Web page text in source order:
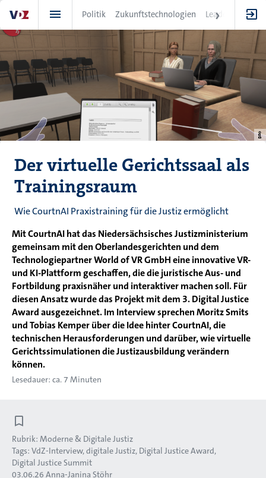
zum
Inhalt
Politik Zukunftstechnologien Leadership
Der virtuelle Gerichtssaal als
Trainingsraum
Wie CourtnAI Praxistraining für die Justiz ermöglicht
Mit CourtnAI hat das Niedersächsisches Justizministerium
gemeinsam mit den Oberlandesgerichten und dem
Technologiepartner World of VR GmbH eine innovative VR-
und KI-Plattform geschaffen, die die juristische Aus- und
Fortbildung praxisnäher und interaktiver machen soll. Für
diesen Ansatz wurde das Projekt mit dem 3. Digital Justice
Award ausgezeichnet. Im Interview sprechen Moritz Smits
und Tobias Kemper über die Idee hinter CourtnAI, die
technischen Herausforderungen und darüber, wie virtuelle
Gerichtssimulationen die Justizausbildung verändern
können.
Lesedauer: ca. 7 Minuten
Rubrik: Moderne & Digitale Justiz
Tags: VdZ-Interview digitale Justiz Digital Justice Award
Digital Justice Summit
03.06.26 Anna-Janina Stöhr